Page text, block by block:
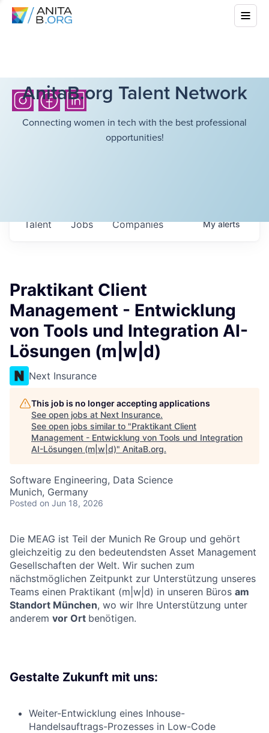
AnitaB.org Talent Network
Connecting women in tech with the best professional
opportunities!
Jobs Companies
Talent Myalerts
Praktikant Client
Management - Entwicklung
von Tools und Integration AI-
Lösungen (m|w|d)
Next Insurance
This job is no longer accepting applications
See open jobs at Next Insurance.
See open jobs similar to "Praktikant Client
Management - Entwicklung von Tools und Integration
AI-Lösungen (m|w|d)" AnitaB.org.
Software Engineering, Data Science
Munich, Germany
Posted on Jun 18, 2026
Die MEAG ist Teil der Munich Re Group und gehört
gleichzeitig zu den bedeutendsten Asset Management
Gesellschaften der Welt. Wir suchen zum
nächstmöglichen Zeitpunkt zur Unterstützung unseres
Teams einen Praktikant (m|w|d) in unseren Büros am
Standort München, wo wir Ihre Unterstützung unter
anderem vor Ort benötigen.
Gestalte Zukunft mit uns:
Weiter-Entwicklung eines Inhouse-
Handelsauftrags-Prozesses in Low-Code